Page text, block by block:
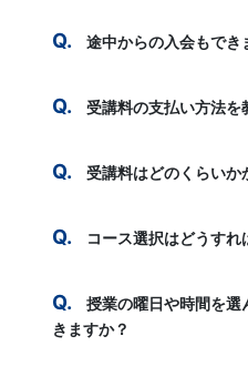
途中からの入会もでき
受講料の支払い方法を
受講料はどのくらいか
コース選択はどうすれ
授業の曜日や時間を選
きますか？